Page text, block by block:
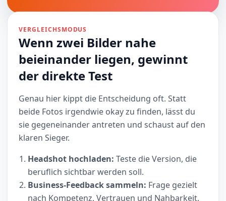
VERGLEICHSMODUS
Wenn zwei Bilder nahe
beieinander liegen, gewinnt
der direkte Test
Genau hier kippt die Entscheidung oft. Statt
beide Fotos irgendwie okay zu finden, lässt du
sie gegeneinander antreten und schaust auf den
klaren Sieger.
Headshot hochladen: Teste die Version, die
beruflich sichtbar werden soll.
Business-Feedback sammeln: Frage gezielt
nach Kompetenz, Vertrauen und Nahbarkeit.